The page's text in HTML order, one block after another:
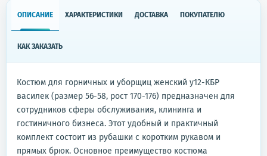
ОПИСАНИЕ ХАРАКТЕРИСТИКИ ДОСТАВКА ПОКУПАТЕЛЮ
КАК ЗАКАЗАТЬ
Костюм для горничных и уборщиц женский у12-КБР
василек (размер 56-58, рост 170-176) предназначен для
сотрудников сферы обслуживания, клининга и
гостиничного бизнеса. Этот удобный и практичный
комплект состоит из рубашки с коротким рукавом и
прямых брюк. Основное преимущество костюма